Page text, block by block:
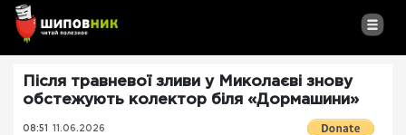
Після травневої зливи у Миколаєві знову
обстежують колектор біля «Дормашини»
08:51 11.06.2026